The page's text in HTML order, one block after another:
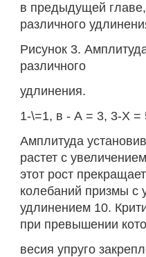
в предыдущей
различного
Рисунок 3.
различного
удлинения.
1-\=1, в - А = 3, 3-Х
Амплитуда
растет с
этот рост
колебаний призмы с
удлинением 10.
при превышении
весия упруго